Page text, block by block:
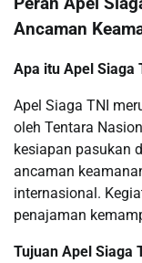
Ancaman
Apa itu Apel Siaga
Apel Siaga TNI
oleh Tentara
kesiapan pasukan
ancaman
internasional.
penajaman
Tujuan Apel Siaga